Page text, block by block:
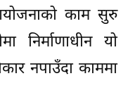
काम सुरु
निर्माणाधीन यो
नपाउँदा काममा